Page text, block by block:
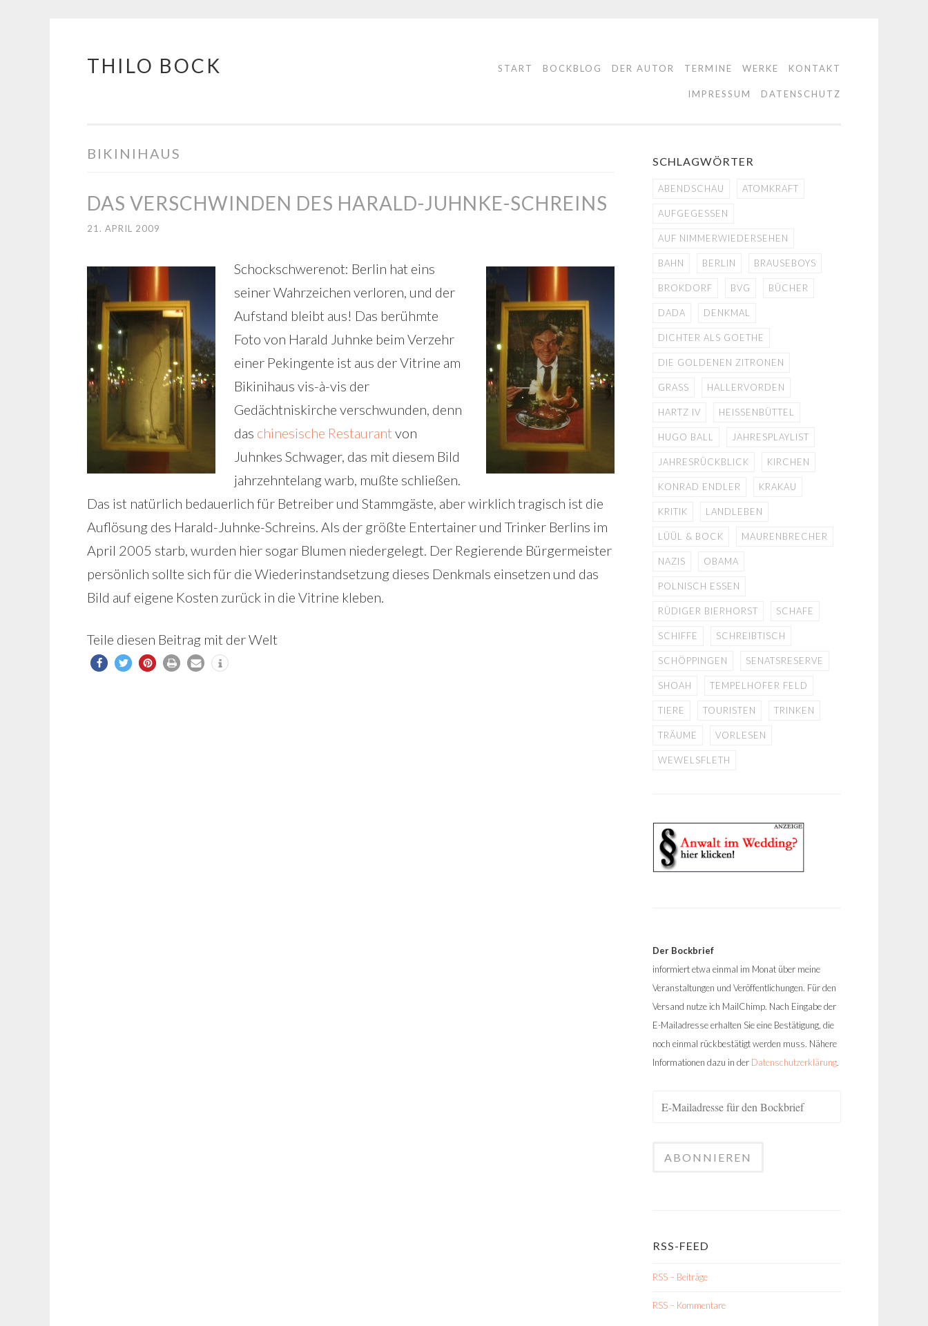
Springe
THILO BOCK START BOCKBLOG DER AUTOR TERMINE WERKE KONTAKT
IMPRESSUM DATENSCHUTZ
BIKINIHAUS
DAS VERSCHWINDEN DES HARALD-JUHNKE-SCHREINS
21. APRIL 2009
Schockschwerenot: Berlin hat eins
seiner Wahrzeichen verloren, und der
Aufstand bleibt aus! Das berühmte
Foto von Harald Juhnke beim Verzehr
einer Pekingente ist aus der Vitrine am
Bikinihaus vis-à-vis der
Gedächtniskirche verschwunden, denn
das chinesische Restaurant von
Juhnkes Schwager, das mit diesem Bild
jahrzehntelang warb, mußte schließen.
Das ist natürlich bedauerlich für Betreiber und Stammgäste, aber wirklich tragisch ist die
Auflösung des Harald-Juhnke-Schreins. Als der größte Entertainer und Trinker Berlins im
April 2005 starb, wurden hier sogar Blumen niedergelegt. Der Regierende Bürgermeister
persönlich sollte sich für die Wiederinstandsetzung dieses Denkmals einsetzen und das
Bild auf eigene Kosten zurück in die Vitrine kleben.
Teile diesen Beitrag mit der Welt
SCHLAGWÖRTER
ABENDSCHAU ATOMKRAFT
AUFGEGESSEN
AUF NIMMERWIEDERSEHEN
BAHN BERLIN BRAUSEBOYS
BROKDORF BVG BÜCHER
DADA DENKMAL
DICHTER ALS GOETHE
DIE GOLDENEN ZITRONEN
GRASS HALLERVORDEN
HARTZ IV HEISSENBÜTTEL
HUGO BALL JAHRESPLAYLIST
JAHRESRÜCKBLICK KIRCHEN
KONRAD ENDLER KRAKAU
KRITIK LANDLEBEN
LÜÜL & BOCK MAURENBRECHER
NAZIS OBAMA
POLNISCH ESSEN
RÜDIGER BIERHORST SCHAFE
SCHIFFE SCHREIBTISCH
SCHÖPPINGEN SENATSRESERVE
SHOAH TEMPELHOFER FELD
TIERE TOURISTEN TRINKEN
TRÄUME VORLESEN
WEWELSFLETH
Der Bockbrief
informiert etwa einmal im Monat über meine
Veranstaltungen und Veröffentlichungen. Für den
Versand nutze ich MailChimp. Nach Eingabe der
E-Mailadresse erhalten Sie eine Bestätigung, die
noch einmal rückbestätigt werden muss. Nähere
Informationen dazu in der Datenschutzerklärung.
RSS-FEED
RSS – Beiträge
RSS – Kommentare